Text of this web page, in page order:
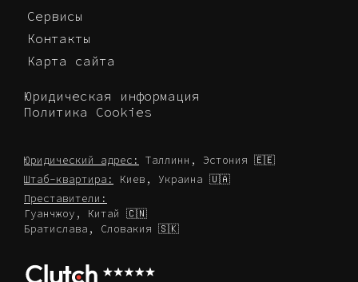
Сервисы
Контакты
Карта сайта
Юридическая информация
Политика Cookies
Юридический адрес:
Таллинн, Эстония 🇪🇪
Штаб-квартира:
Киев, Украина 🇺🇦
Преставители:
Гуанчжоу, Китай 🇨🇳
Братислава, Словакия 🇸🇰